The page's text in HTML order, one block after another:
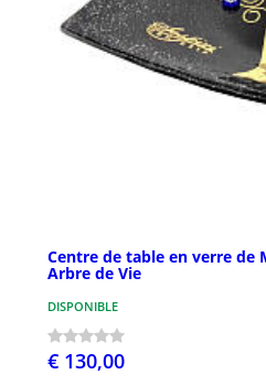
Centre de table en verre de
Arbre de Vie
DISPONIBLE
€ 130,00